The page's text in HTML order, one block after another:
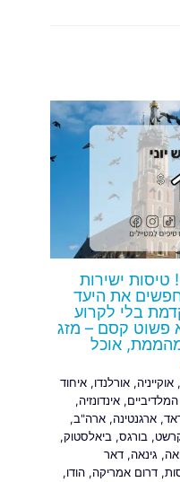
ישירות
✈️ מחפשים את היעד
בלי לקרוע
פשוט קסם – מזג
אוכל
,אוקייניה,אורלנדו,איחוד
המלדיביים,אינדונזיה,
,ארגנטינה,ארה"ב,
, בורגס, ביאלסטוק,
, גינאה,דאר
,דרום אמריקה,הודו,